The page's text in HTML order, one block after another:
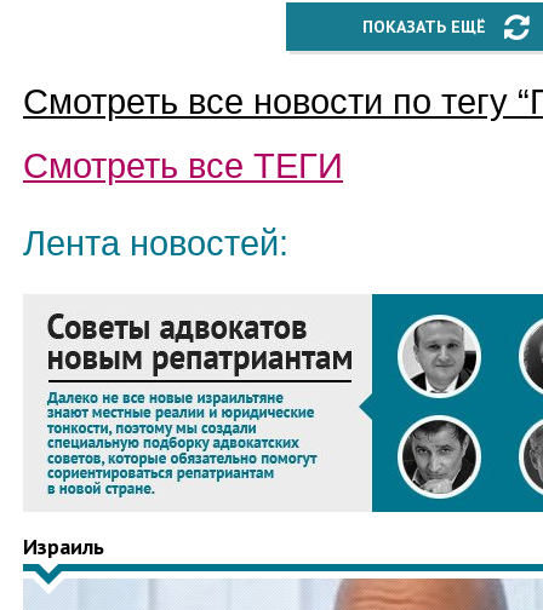
ПОКАЗАТЬ ЕЩЁ
Смотреть все новости по тегу “
Смотреть все ТЕГИ
Лента новостей:
Израиль